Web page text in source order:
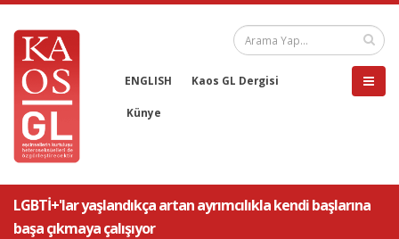
ENGLISH Kaos GL Dergisi
Künye
LGBTİ+'lar yaşlandıkça artan ayrımcılıkla kendi başlarına
başa çıkmaya çalışıyor